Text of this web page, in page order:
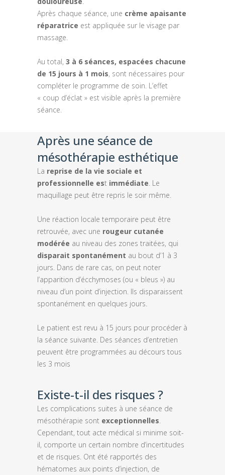
Après chaque séance, une crème apaisante
réparatrice est appliquée sur le visage par
massage.
Au total, 3 à 6 séances, espacées chacune
de 15 jours à 1 mois, sont nécessaires pour
compléter le programme de soin. L’effet
« coup d’éclat » est visible après la première
séance.
Après une séance de
mésothérapie esthétique
La reprise de la vie sociale et
professionnelle est immédiate . Le
maquillage peut être repris le soir même.
Une réaction locale temporaire peut être
retrouvée, avec une rougeur cutanée
modérée au niveau des zones traitées, qui
disparait spontanément au bout d’1 à 3
jours. Dans de rare cas, on peut noter
l’apparition d’écchymoses (ou « bleus ») au
niveau d’un point d’injection. Ils disparaissent
spontanément en quelques jours.
Le patient est revu à 15 jours pour procéder à
la séance suivante. Des séances d’entretien
peuvent être programmées au décours tous
les 3 mois
Existe-t-il des risques ?
Les complications suites à une séance de
mésothérapie sont exceptionnelles
Cependant, tout acte médical si minime soit-
il, comporte un certain nombre d’incertitudes
et de risques. Ont été rapportés des
hématomes aux points d’injection, de